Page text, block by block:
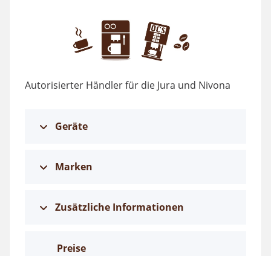
Autorisierter Händler für die Jura und Nivona
Geräte
Marken
Zusätzliche Informationen
Preise